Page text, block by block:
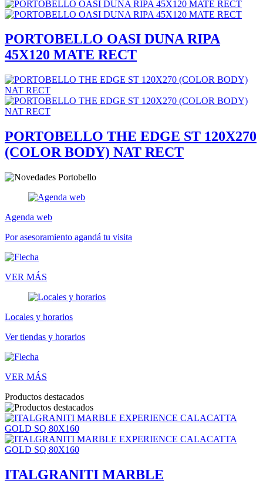
PORTOBELLO OASI DUNA RIPA
45X120 MATE RECT
PORTOBELLO THE EDGE ST 120X270
(COLOR BODY) NAT RECT
Agenda web
Por asesoramiento agandá tu visita
VER MÁS
Locales y horarios
Ver tiendas y horarios
VER MÁS
Productos destacados
ITALGRANITI MARBLE